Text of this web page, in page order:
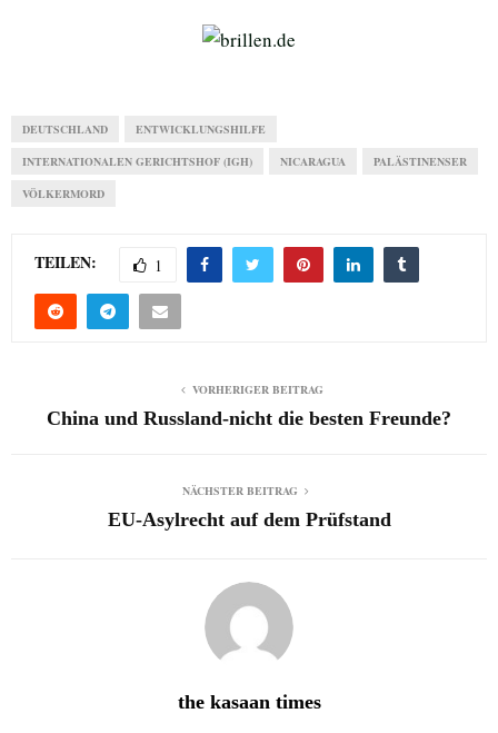
DEUTSCHLAND ENTWICKLUNGSHILFE
INTERNATIONALEN GERICHTSHOF (IGH) NICARAGUA PALÄSTINENSER
VÖLKERMORD
TEILEN: 1
VORHERIGER BEITRAG
China und Russland-nicht die besten Freunde?
NÄCHSTER BEITRAG
EU-Asylrecht auf dem Prüfstand
the kasaan times